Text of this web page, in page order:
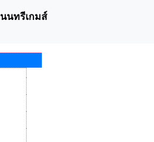
นนทรีเกมส์